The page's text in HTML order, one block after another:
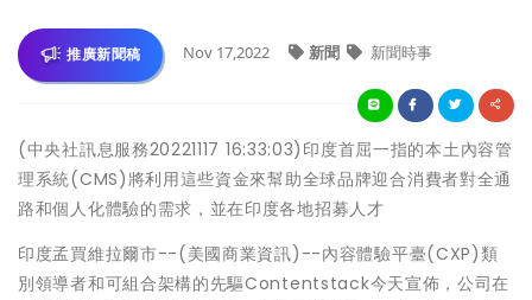
推廣新聞稿 Nov 17,2022 新聞 新聞時事
(中央社訊息服務20221117 16:33:03)印度首屈一指的本土內容管
理系統(CMS)將利用這些資金來幫助全球品牌迎合消費者對全通
路和個人化體驗的需求，並在印度各地招募人才
印度孟買維拉爾市--(美國商業資訊)--內容體驗平臺(CXP)類
別領導者和可組合架構的先驅Contentstack今天宣佈，公司在